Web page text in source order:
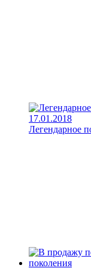
17.01.2018
Легендарное